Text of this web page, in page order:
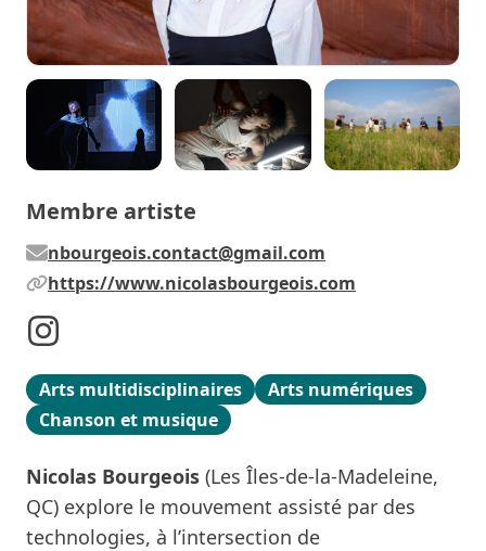
Membre artiste
nbourgeois.contact@gmail.com
https://www.nicolasbourgeois.com
Arts multidisciplinaires
Arts numériques
Chanson et musique
Nicolas Bourgeois (Les Îles-de-la-Madeleine,
QC) explore le mouvement assisté par des
technologies, à l’intersection de